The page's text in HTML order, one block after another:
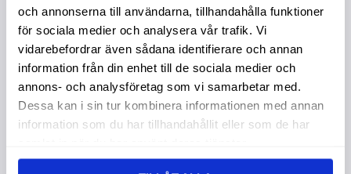
och annonserna till användarna, tillhandahålla funktioner
för sociala medier och analysera vår trafik. Vi
vidarebefordrar även sådana identifierare och annan
information från din enhet till de sociala medier och
annons- och analysföretag som vi samarbetar med.
Dessa kan i sin tur kombinera informationen med annan
information som du har tillhandahållit eller som de har
Elite Olja Auto Elite Olja Auto